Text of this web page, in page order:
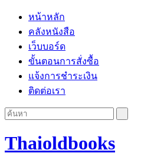
หน้าหลัก
คลังหนังสือ
เว็บบอร์ด
ขั้นตอนการสั่งซื้อ
แจ้งการชำระเงิน
ติดต่อเรา
Thaioldbooks